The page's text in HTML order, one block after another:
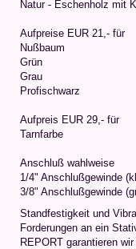
Natur - Eschenholz mit
Aufpreise EUR 21,- für
Nußbaum
Grün
Grau
Profischwarz
Aufpreis EUR 29,- für
Tarnfarbe
Anschluß wahlweise
1/4" Anschlußgewinde
3/8" Anschlußgewinde
Standfestigkeit und
Forderungen an ein
REPORT garantieren